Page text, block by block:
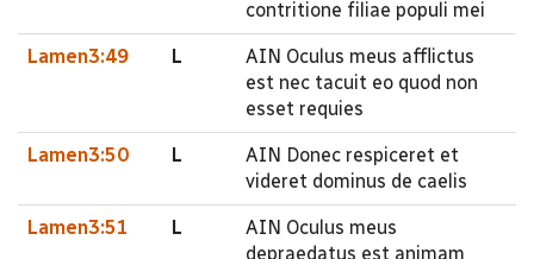
contritione filiae populi mei
Lamen3:49 L
AIN Oculus meus afflictus
est nec tacuit eo quod non
esset requies
Lamen3:50 L
AIN Donec respiceret et
videret dominus de caelis
Lamen3:51 L
AIN Oculus meus
depraedatus est animam